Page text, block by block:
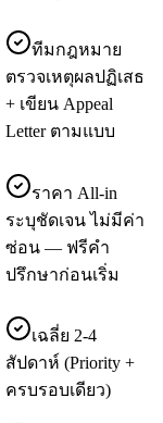
ทีมกฎหมาย
ตรวจเหตุผลปฏิเสธ
+ เขียน Appeal
Letter ตามแบบ
ราคา All-in
ระบุชัดเจน ไม่มีค่า
ซ่อน — ฟรีคำ
ปรึกษาก่อนเริ่ม
เฉลี่ย 2-4
สัปดาห์ (Priority +
ครบรอบเดียว)